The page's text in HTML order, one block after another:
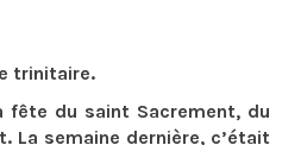
trinitaire.
fête du saint Sacrement, du
La semaine dernière, c’était